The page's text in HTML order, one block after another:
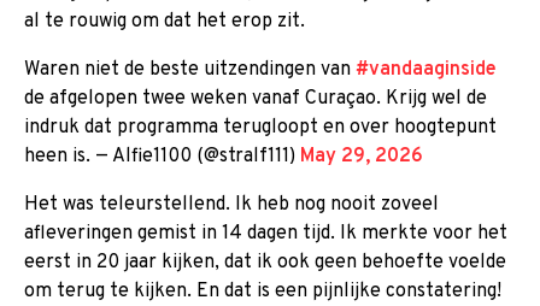
al te rouwig om dat het erop zit.
Waren niet de beste uitzendingen van #vandaaginside
de afgelopen twee weken vanaf Curaçao. Krijg wel de
indruk dat programma terugloopt en over hoogtepunt
heen is. — Alfie1100 (@stralf111) May 29, 2026
Het was teleurstellend. Ik heb nog nooit zoveel
afleveringen gemist in 14 dagen tijd. Ik merkte voor het
eerst in 20 jaar kijken, dat ik ook geen behoefte voelde
om terug te kijken. En dat is een pijnlijke constatering!